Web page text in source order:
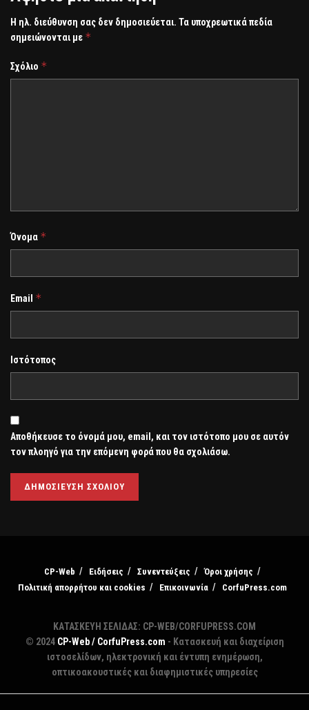
Η ηλ. διεύθυνση σας δεν δημοσιεύεται. Τα υποχρεωτικά πεδία
σημειώνονται με *
Σχόλιο *
Όνομα *
Email *
Ιστότοπος
Αποθήκευσε το όνομά μου, email, και τον ιστότοπο μου σε αυτόν
τον πλοηγό για την επόμενη φορά που θα σχολιάσω.
CP-Web Ειδήσεις Συνεντεύξεις
Όροι χρήσης
Πολιτική απορρήτου και cookies
Επικοινωνία CorfuPress.com
ΚΑΤΑΣΚΕΥΗ ΣΕΛΙΔΑΣ: CP-WEB/CORFUPRESS.COM
© 2024 CP-Web / CorfuPress.com - Κατασκευή και διαχείριση
ιστοσελίδων, ηλεκτρονική και έντυπη ενημέρωση,
οπτικοακουστικές και διαφημιστικές υπηρεσίες